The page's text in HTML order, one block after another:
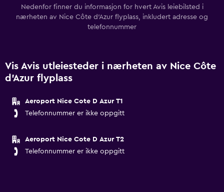
Nedenfor finner du informasjon for hvert Avis leiebilsted i
nærheten av Nice Côte d'Azur flyplass, inkludert adresse og
telefonnummer
Vis Avis utleiesteder i nærheten av Nice Côte
d'Azur flyplass
Aeroport Nice Cote D Azur T1
Telefonnummer er ikke oppgitt
Aeroport Nice Cote D Azur T2
Telefonnummer er ikke oppgitt